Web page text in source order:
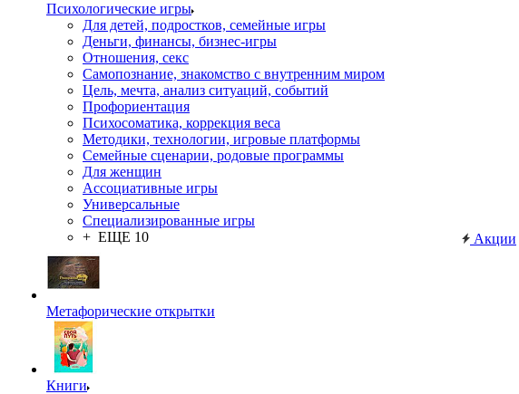
Психологические игры
Для детей, подростков, семейные игры
Деньги, финансы, бизнес-игры
Отношения, секс
Самопознание, знакомство с внутренним миром
Цель, мечта, анализ ситуаций, событий
Профориентация
Психосоматика, коррекция веса
Методики, технологии, игровые платформы
Семейные сценарии, родовые программы
Для женщин
Ассоциативные игры
Универсальные
Специализированные игры
+ ЕЩЕ 10
Метафорические открытки
Книги
Акции